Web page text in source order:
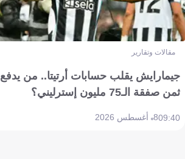
مقالات وتقارير
جيمارايش يقلب حسابات أرتيتا.. من يدفع
ثمن صفقة الـ75 مليون إسترليني؟
09:408 أغسطس 2026